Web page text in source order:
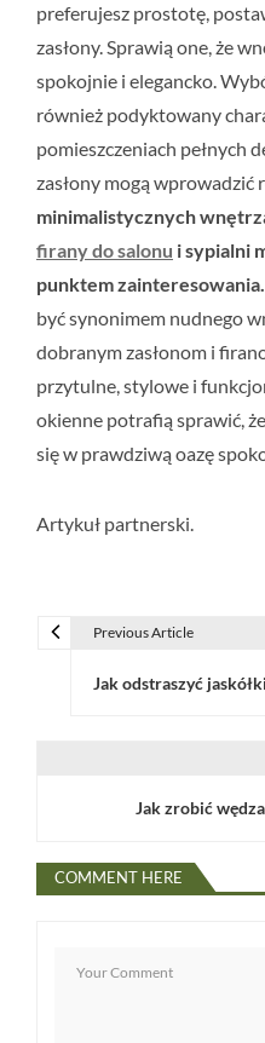
preferujesz prostotę,
zasłony. Sprawią one, że
spokojnie i elegancko.
również podyktowany
pomieszczeniach pełnych
zasłony mogą wprowadzić
minimalistycznych
firany do salonu i sypialni
punktem zainteresowania.
być synonimem nudnego
dobranym zasłonom i
przytulne, stylowe i
okienne potrafią sprawić,
się w prawdziwą oazę
Artykuł partnerski.
a
Previous Article
Jak odstraszyć
Jak zrobić
COMMENT HERE